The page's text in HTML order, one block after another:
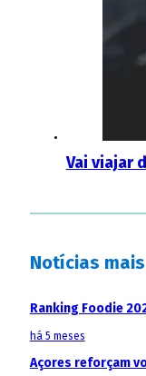
Vai viajar
Notícias
Ranking Foodie
há 5 meses
Açores reforçam